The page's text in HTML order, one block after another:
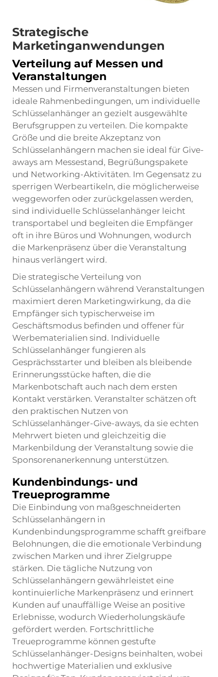
Strategische
Marketinganwendungen
Verteilung auf Messen und
Veranstaltungen
Messen und Firmenveranstaltungen bieten
ideale Rahmenbedingungen, um individuelle
Schlüsselanhänger an gezielt ausgewählte
Berufsgruppen zu verteilen. Die kompakte
Größe und die breite Akzeptanz von
Schlüsselanhängern machen sie ideal für Give-
aways am Messestand, Begrüßungspakete
und Networking-Aktivitäten. Im Gegensatz zu
sperrigen Werbeartikeln, die möglicherweise
weggeworfen oder zurückgelassen werden,
sind individuelle Schlüsselanhänger leicht
transportabel und begleiten die Empfänger
oft in ihre Büros und Wohnungen, wodurch
die Markenpräsenz über die Veranstaltung
hinaus verlängert wird.
Die strategische Verteilung von
Schlüsselanhängern während Veranstaltungen
maximiert deren Marketingwirkung, da die
Empfänger sich typischerweise im
Geschäftsmodus befinden und offener für
Werbematerialien sind. Individuelle
Schlüsselanhänger fungieren als
Gesprächsstarter und bleiben als bleibende
Erinnerungsstücke haften, die die
Markenbotschaft auch nach dem ersten
Kontakt verstärken. Veranstalter schätzen oft
den praktischen Nutzen von
Schlüsselanhänger-Give-aways, da sie echten
Mehrwert bieten und gleichzeitig die
Markenbildung der Veranstaltung sowie die
Sponsorenanerkennung unterstützen.
Kundenbindungs- und
Treueprogramme
Die Einbindung von maßgeschneiderten
Schlüsselanhängern in
Kundenbindungsprogramme schafft greifbare
Belohnungen, die die emotionale Verbindung
zwischen Marken und ihrer Zielgruppe
stärken. Die tägliche Nutzung von
Schlüsselanhängern gewährleistet eine
kontinuierliche Markenpräsenz und erinnert
Kunden auf unauffällige Weise an positive
Erlebnisse, wodurch Wiederholungskäufe
gefördert werden. Fortschrittliche
Treueprogramme können gestufte
Schlüsselanhänger-Designs beinhalten, wobei
hochwertige Materialien und exklusive